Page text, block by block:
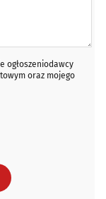
ogłoszeniodawcy
oraz mojego